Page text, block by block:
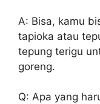
A: Bisa, kamu
tapioka atau
tepung terigu
goreng.
Q: Apa yang